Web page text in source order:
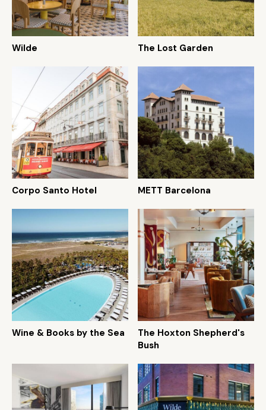
Wilde The Lost Garden
Corpo Santo Hotel METT Barcelona
Wine & Books by the Sea
The Hoxton Shepherd's
Bush